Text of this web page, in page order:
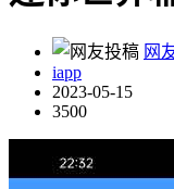
网
iapp
2023-05-15
3500